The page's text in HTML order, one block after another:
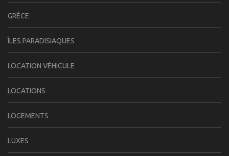
GRÈCE
ÎLES PARADISIAQUES
LOCATION VÉHICULE
LOCATIONS
LOGEMENTS
LUXES